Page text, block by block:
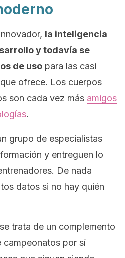
la inteligencia
y todavía se
de uso para las casi
ofrece. Los cuerpos
son cada vez más amigos
.
grupo de especialistas
y entreguen lo
De nada
datos si no hay quién
trata de un complemento
campeonatos por sí